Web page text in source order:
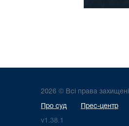
2026 © Всі права захищені
Про суд Прес-центр
v1.38.1